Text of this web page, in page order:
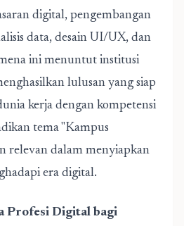
digital, pengembangan
data, desain UI/UX, dan
ini menuntut institusi
lulusan yang siap
kerja dengan kompetensi
tema "Kampus
relevan dalam menyiapkan
era digital.
Profesi Digital bagi